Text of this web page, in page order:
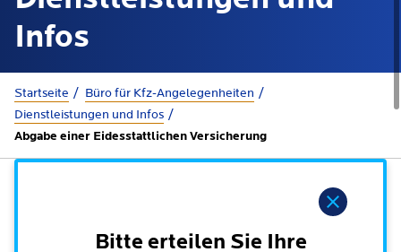
Infos
Startseite
Büro für Kfz-Angelegenheiten
Dienstleistungen und Infos
Abgabe einer Eidesstattlichen Versicherung
Bitte erteilen Sie Ihre
Rathaus
Online-Dienste - Serviceportal